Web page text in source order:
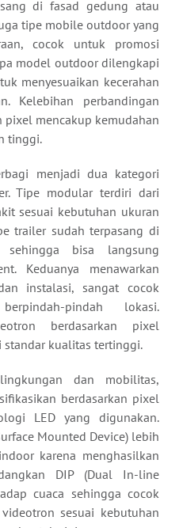
di fasad gedung atau
tipe mobile outdoor yang
cocok untuk promosi
model outdoor dilengkapi
menyesuaikan kecerahan
Kelebihan perbandingan
pixel mencakup kemudahan
tinggi.
menjadi dua kategori
Tipe modular terdiri dari
sesuai kebutuhan ukuran
trailer sudah terpasang di
bisa langsung
Keduanya menawarkan
instalasi, sangat cocok
pindah lokasi.
berdasarkan pixel
kualitas tertinggi.
dan mobilitas,
berdasarkan pixel
LED yang digunakan.
Mounted Device) lebih
karena menghasilkan
DIP (Dual In-line
cuaca sehingga cocok
sesuai kebutuhan